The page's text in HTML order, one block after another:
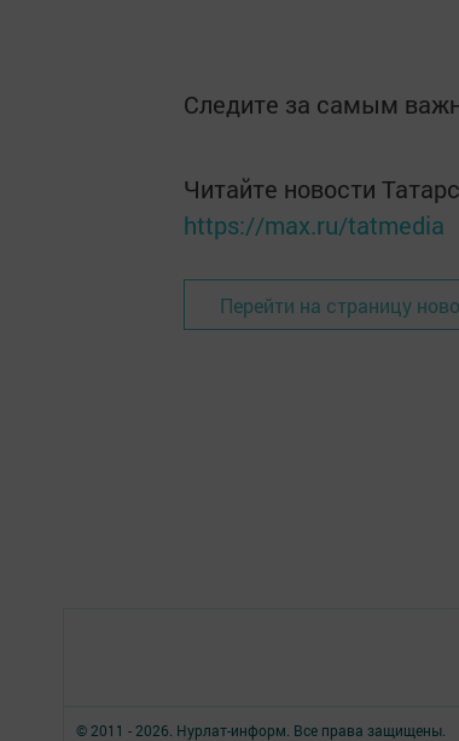
Следите за самым
Читайте новости
https://max.ru/tatmedia
Перейти на страницу
© 2011 - 2026. Нурлат-⁠информ. Все права защищены.